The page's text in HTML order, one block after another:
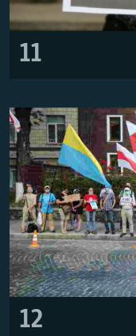
11
12